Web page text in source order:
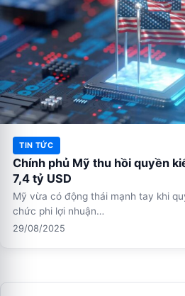
TIN TỨC
Chính phủ Mỹ thu hồi quyền
7,4 tỷ USD
Mỹ vừa có động thái mạnh tay khi
chức phi lợi nhuận…
29/08/2025